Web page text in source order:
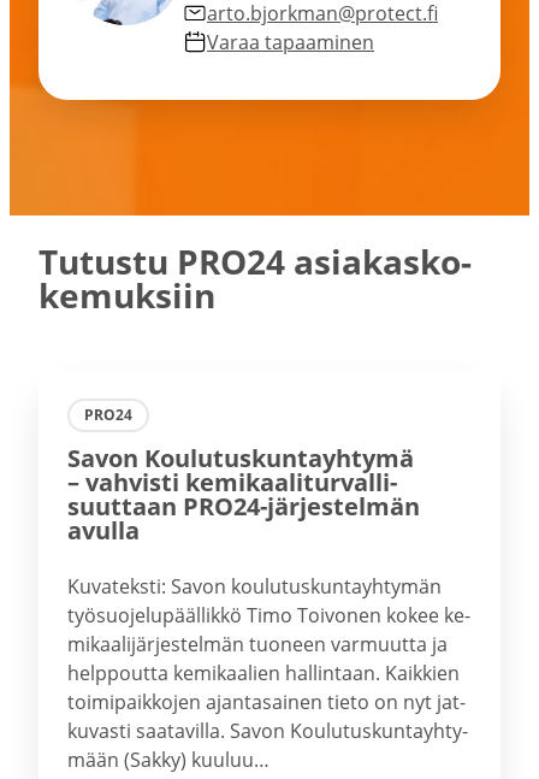
arto.bjorkman@protect.fi
Varaa tapaa­minen
Tutustu PRO24 asiakas­ko­
ke­muksiin
PRO24
Savon Koulu­tus­kun­tayhtymä
– vahvisti kemikaa­li­tur­val­li­
suuttaan PRO24-​järjestelmän
avulla
Ku­va­teks­ti: Savon kou­lu­tus­kun­tayh­ty­män
työ­suo­je­lu­pääl­lik­kö Timo Toi­vo­nen kokee ke­
mi­kaa­li­jär­jes­tel­män tuo­neen var­muut­ta ja
help­pout­ta ke­mi­kaa­lien hal­lin­taan. Kaik­kien
toi­mi­paik­ko­jen ajan­ta­sai­nen tieto on nyt jat­
ku­vas­ti saa­ta­vil­la. Savon Kou­lu­tus­kun­tayh­ty­
mään (Sakky) kuu­luu…